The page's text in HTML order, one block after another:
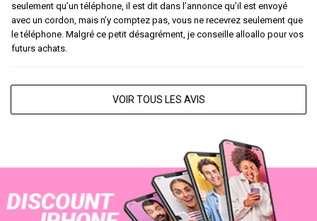
seulement qu’un téléphone, il est dit dans l’annonce qu’il est envoyé
avec un cordon, mais n’y comptez pas, vous ne recevrez seulement que
le téléphone. Malgré ce petit désagrément, je conseille alloallo pour vos
futurs achats.
VOIR TOUS LES AVIS